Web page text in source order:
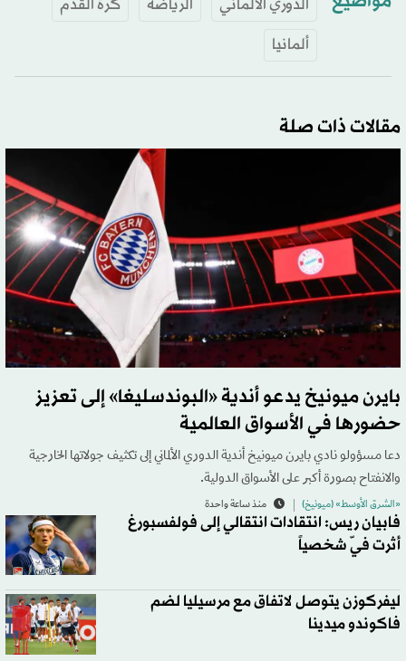
الدوري الألماني الرياضة
كرة القدم
ألمانيا
مقالات ذات صلة
بايرن ميونيخ يدعو أندية «البوندسليغا» إلى تعزيز
حضورها في الأسواق العالمية
دعا مسؤولو نادي بايرن ميونيخ أندية الدوري الألماني إلى تكثيف جولاتها الخارجية
والانفتاح بصورة أكبر على الأسواق الدولية.
«الشرق الأوسط» (ميونيخ) منذ ساعة واحدة
فابيان ريس: انتقادات انتقالي إلى فولفسبورغ
أثرت فيّ شخصياً
ليفركوزن يتوصل لاتفاق مع مرسيليا لضم
فاكوندو ميدينا